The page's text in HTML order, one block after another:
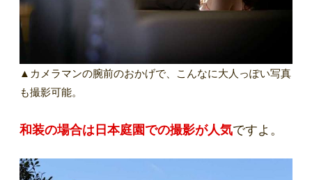
▲カメラマンの腕前のおかげで、こんなに大人っぽい写真
も撮影可能。
和装の場合は日本庭園での撮影が人気ですよ。